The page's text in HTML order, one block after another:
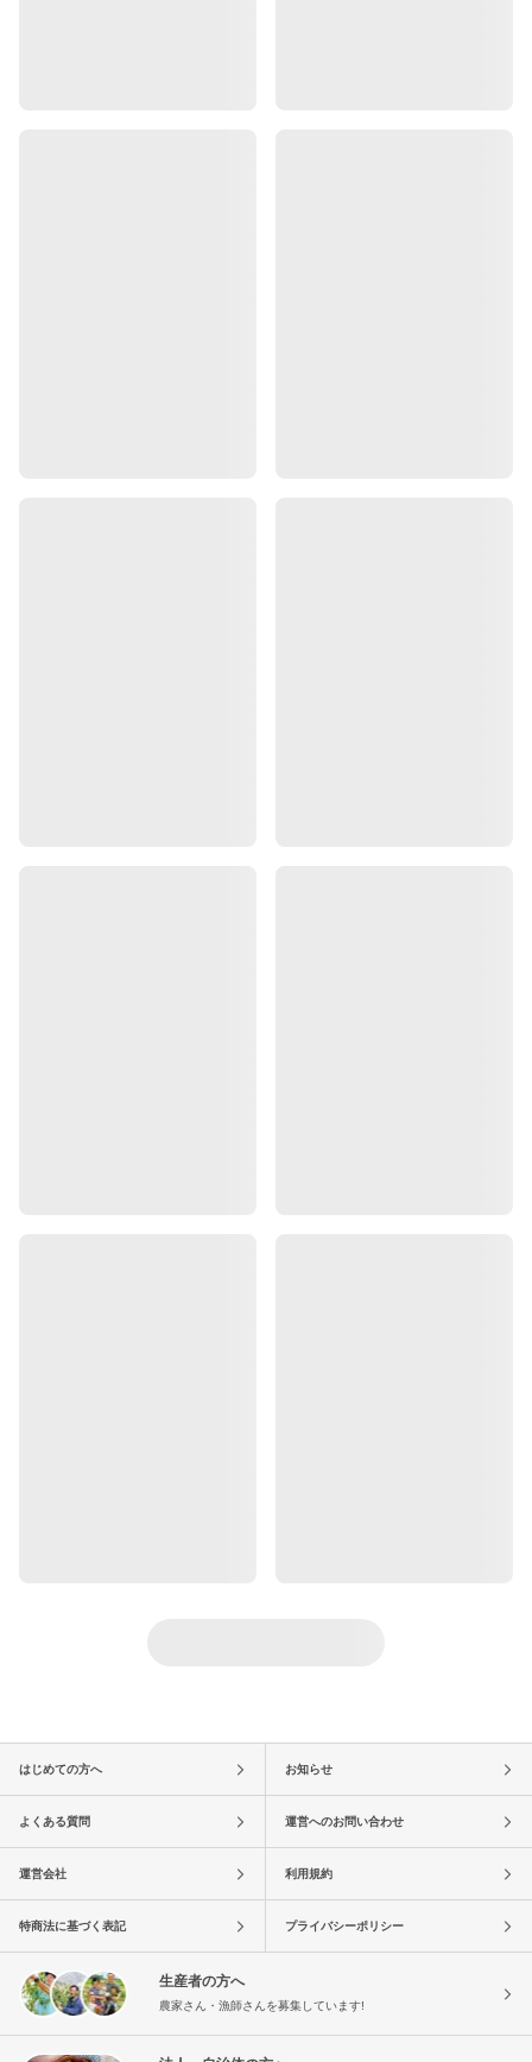
はじめての方へ お知らせ
よくある質問 運営へのお問い合わせ
運営会社 利用規約
特商法に基づく表記 プライバシーポリシー
生産者の方へ
農家さん・漁師さんを募集しています!